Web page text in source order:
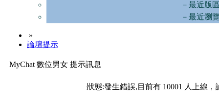
－最近版
－最近瀏
»
論壇提示
MyChat 數位男女 提示訊息
狀態:發生錯誤,目前有 10001 人上線